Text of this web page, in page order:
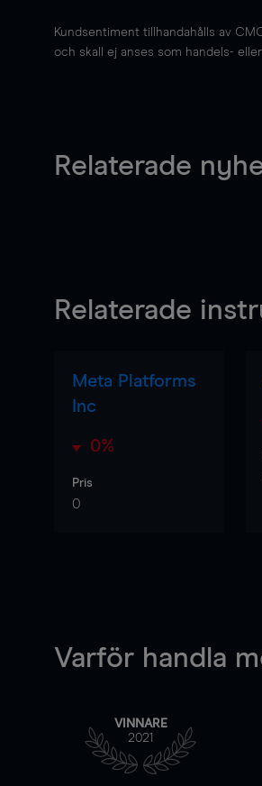
Kundsentiment tillhandahålls av
och skall ej anses som handels-
Relaterade
Relaterade
Meta Platforms
Inc
0%
Pris
0
Varför handla
VINNARE
2021